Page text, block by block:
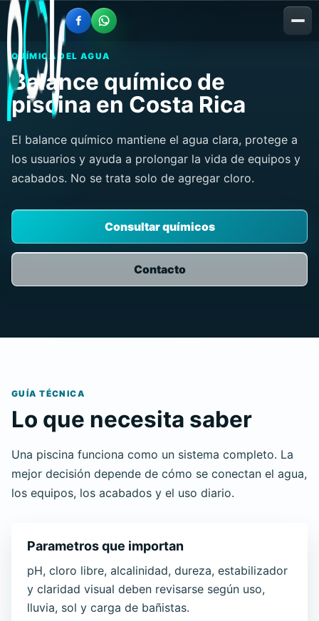
QUÍMICA DEL AGUA
Balance químico de
piscina en Costa Rica
El balance químico mantiene el agua clara, protege a
los usuarios y ayuda a prolongar la vida de equipos y
acabados. No se trata solo de agregar cloro.
Consultar químicos
Contacto
GUÍA TÉCNICA
Lo que necesita saber
Una piscina funciona como un sistema completo. La
mejor decisión depende de cómo se conectan el agua,
los equipos, los acabados y el uso diario.
Parametros que importan
pH, cloro libre, alcalinidad, dureza, estabilizador
y claridad visual deben revisarse según uso,
lluvia, sol y carga de bañistas.